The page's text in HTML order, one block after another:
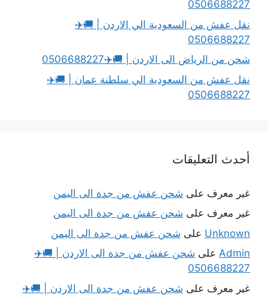
0506688227
نقل عفش من السعودية الي الاردن | 🚚✈️
0506688227
شحن من الرياض الى الاردن | 🚚✈️0506688227
نقل عفش من السعودية الي سلطنة عمان | 🚚✈️
0506688227
أحدث التعليقات
غير معرف على شحن عفش من جدة الى اليمن
غير معرف على شحن عفش من جدة الى اليمن
Unknown على شحن عفش من جدة الى اليمن
Admin على شحن عفش من جدة الى الاردن | 🚚✈️
0506688227
غير معرف على شحن عفش من جدة الى الاردن | 🚚✈️